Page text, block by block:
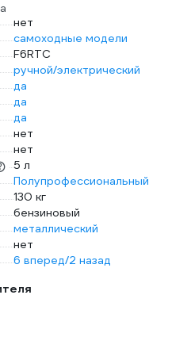
нет
самоходные модели
F6RTC
ручной/электрический
да
да
да
нет
нет
5 л
Полупрофессиональный
130 кг
бензиновый
металлический
нет
6 вперед/2 назад